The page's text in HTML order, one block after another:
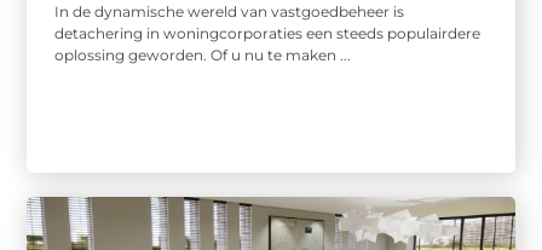
In de dynamische wereld van vastgoedbeheer is
detachering in woningcorporaties een steeds populairdere
oplossing geworden. Of u nu te maken ...